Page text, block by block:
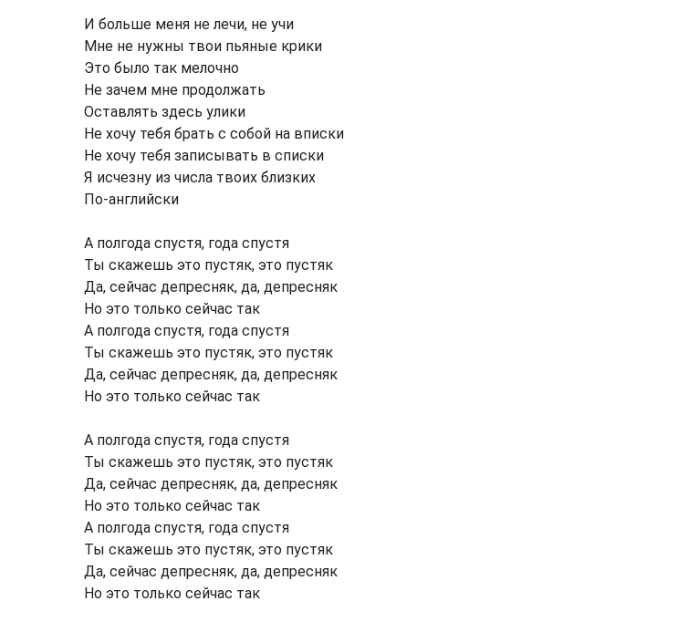
И больше меня не лечи, не учи
Мне не нужны твои пьяные крики
Это было так мелочно
Не зачем мне продолжать
Оставлять здесь улики
Не хочу тебя брать с собой на вписки
Не хочу тебя записывать в списки
Я исчезну из числа твоих близких
По-английски
А полгода спустя, года спустя
Ты скажешь это пустяк, это пустяк
Да, сейчас депресняк, да, депресняк
Но это только сейчас так
А полгода спустя, года спустя
Ты скажешь это пустяк, это пустяк
Да, сейчас депресняк, да, депресняк
Но это только сейчас так
А полгода спустя, года спустя
Ты скажешь это пустяк, это пустяк
Да, сейчас депресняк, да, депресняк
Но это только сейчас так
А полгода спустя, года спустя
Ты скажешь это пустяк, это пустяк
Да, сейчас депресняк, да, депресняк
Но это только сейчас так